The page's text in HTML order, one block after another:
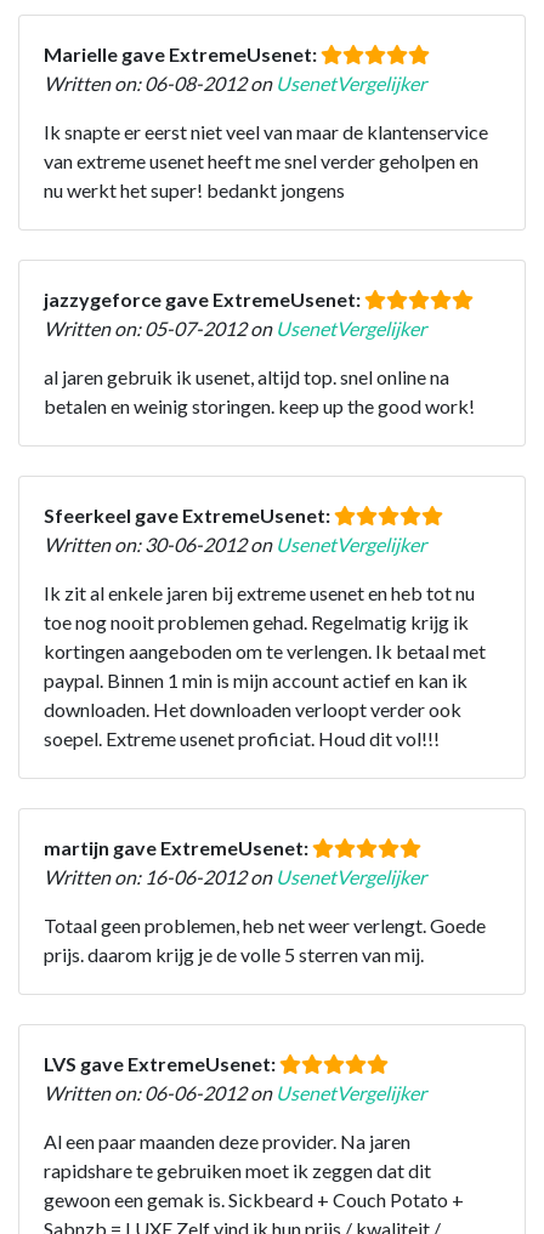
Marielle gave ExtremeUsenet:
Written on: 06-08-2012 on UsenetVergelijker
Ik snapte er eerst niet veel van maar de klantenservice
van extreme usenet heeft me snel verder geholpen en
nu werkt het super! bedankt jongens
jazzygeforce gave ExtremeUsenet:
Written on: 05-07-2012 on UsenetVergelijker
al jaren gebruik ik usenet, altijd top. snel online na
betalen en weinig storingen. keep up the good work!
Sfeerkeel gave ExtremeUsenet:
Written on: 30-06-2012 on UsenetVergelijker
Ik zit al enkele jaren bij extreme usenet en heb tot nu
toe nog nooit problemen gehad. Regelmatig krijg ik
kortingen aangeboden om te verlengen. Ik betaal met
paypal. Binnen 1 min is mijn account actief en kan ik
downloaden. Het downloaden verloopt verder ook
soepel. Extreme usenet proficiat. Houd dit vol!!!
martijn gave ExtremeUsenet:
Written on: 16-06-2012 on UsenetVergelijker
Totaal geen problemen, heb net weer verlengt. Goede
prijs. daarom krijg je de volle 5 sterren van mij.
LVS gave ExtremeUsenet:
Written on: 06-06-2012 on UsenetVergelijker
Al een paar maanden deze provider. Na jaren
rapidshare te gebruiken moet ik zeggen dat dit
gewoon een gemak is. Sickbeard + Couch Potato +
Sabnzb = LUXE Zelf vind ik hun prijs / kwaliteit /